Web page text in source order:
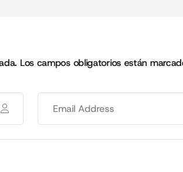
Los campos obligatorios están